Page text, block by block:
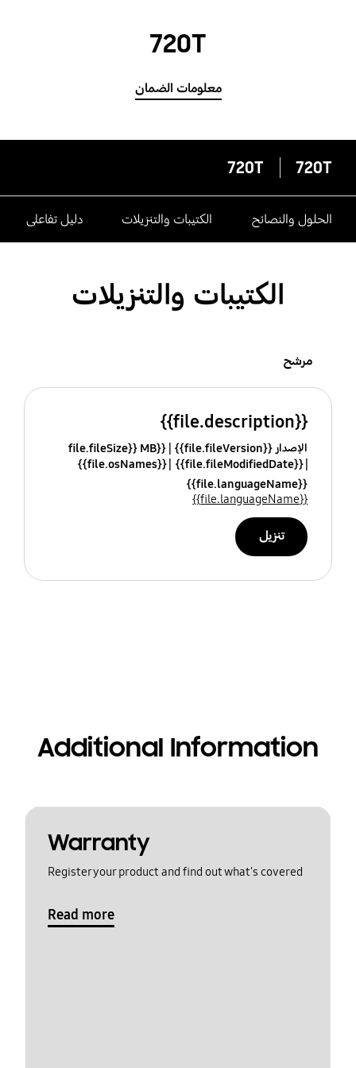
720T
معلومات الضمان
720T
720T
الحلول والنصائح الكتيبات والتنزيلات دليل تفاعلى
الكتيبات والتنزيلات
مرشح
{{file.description}}
الإصدار {{file.fileVersion}}
{{file.fileSize}} MB
{{file.fileModifiedDate}}
{{file.osNames}}
{{file.languageName}}
{{file.languageName}}
تنزيل
Additional Information
Warranty
Register your product and find out what's covered
Read more